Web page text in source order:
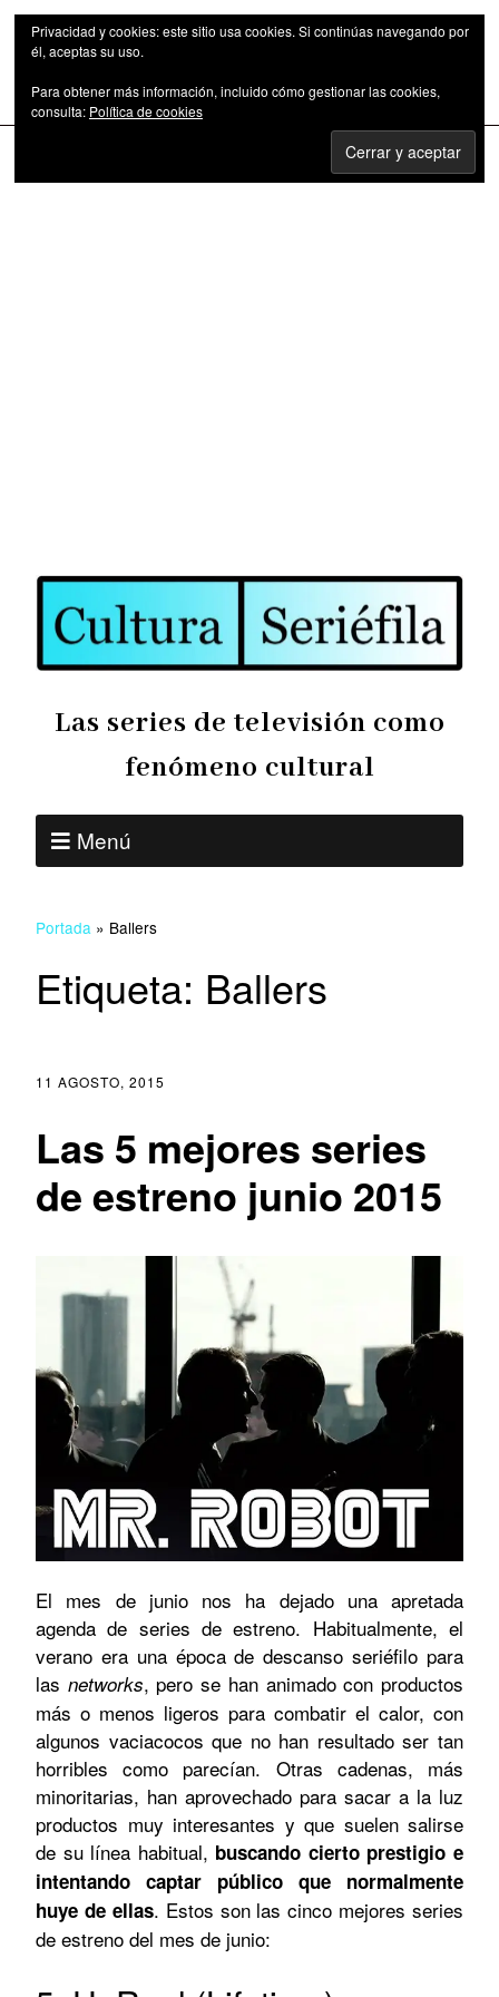
Las series de televisión como fenómeno cultural
Las series de televisión como
fenómeno cultural
Menú
Portada » Ballers
Etiqueta: Ballers
11 AGOSTO, 2015
Las 5 mejores series
de estreno junio 2015
El mes de junio nos ha dejado una apretada
agenda de series de estreno. Habitualmente, el
verano era una época de descanso seriéfilo para
las networks, pero se han animado con productos
más o menos ligeros para combatir el calor, con
algunos vaciacocos que no han resultado ser tan
horribles como parecían. Otras cadenas, más
minoritarias, han aprovechado para sacar a la luz
productos muy interesantes y que suelen salirse
de su línea habitual, buscando cierto prestigio e
intentando captar público que normalmente
huye de ellas. Estos son las cinco mejores series
de estreno del mes de junio:
Privacidad y cookies: este sitio usa cookies. Si continúas navegando por
él, aceptas su uso.
Para obtener más información, incluido cómo gestionar las cookies,
consulta: Política de cookies